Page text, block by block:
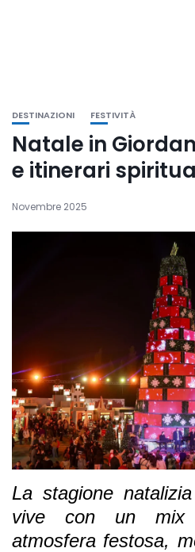
DESTINAZIONI FESTIVITÀ
Natale in
e itinerari
Novembre 2025
La stagione
vive con un mix
atmosfera festosa,